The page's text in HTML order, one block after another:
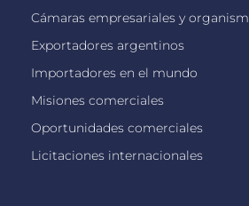
Cámaras empresariales y
Exportadores argentinos
Importadores en el mundo
Misiones comerciales
Oportunidades comerciales
Licitaciones internacionales